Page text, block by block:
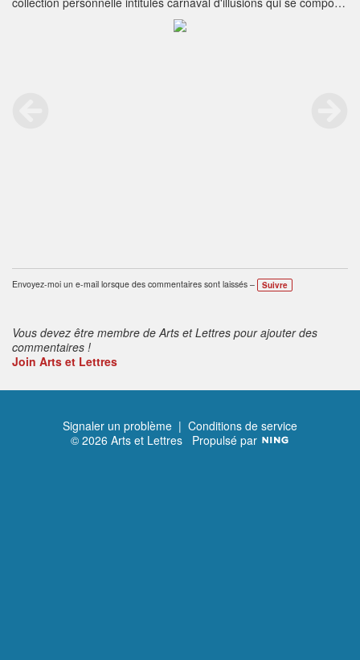
Envoyez-moi un e-mail lorsque des commentaires sont laissés – Suivre
Vous devez être membre de Arts et Lettres pour ajouter des
commentaires !
Join Arts et Lettres
Signaler un problème | Conditions de service
© 2026 Arts et Lettres Propulsé par